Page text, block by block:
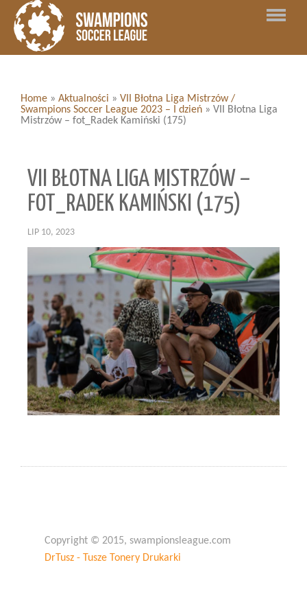
Home » Aktualności » VII Błotna Liga Mistrzów /
Swampions Soccer League 2023 – I dzień » VII Błotna Liga
Mistrzów – fot_Radek Kamiński (175)
VII BŁOTNA LIGA MISTRZÓW –
FOT_RADEK KAMIŃSKI (175)
LIP 10, 2023
Copyright © 2015, swampionsleague.com
DrTusz - Tusze Tonery Drukarki